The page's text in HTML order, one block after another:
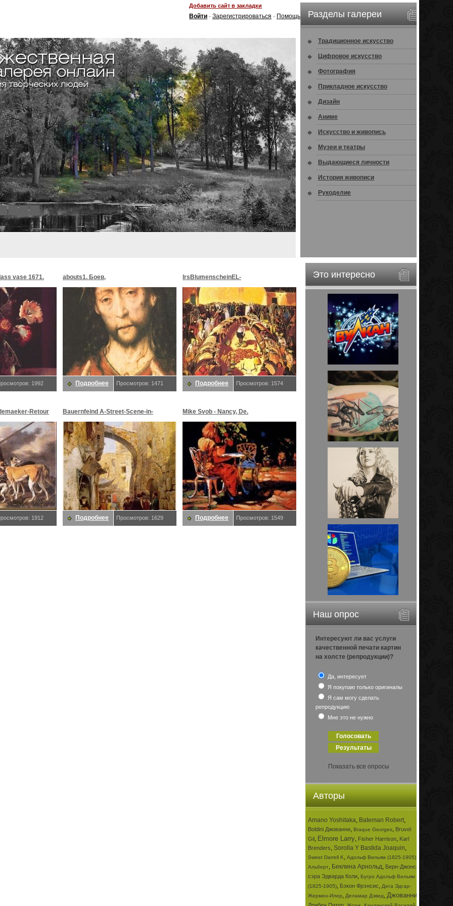
Добавить сайт в закладки
Войти · Зарегистрироваться · Помощь
8
Разделы галереи
Традиционное искусство
Цифровое искусство
Фотография
Прикладное искусство
Дизайн
Аниме
Искусство и живопись
Музеи и театры
Выдающиеся личности
История живописи
Рукоделие
Это интересно
Наш опрос
Интересуют ли вас услуги
качественной печати картин
на холсте (репродукции)?
Да, интересует
Я покупаю только оригиналы
Я сам могу сделать
репродукцию
Мне это не нужно
Показать все опросы
Авторы
Amano Yoshitaka, Bateman Robert,
Boldini Джованни, Braque Georges, Bruvel
Gil, Elmore Larry, Fisher Harrison, Karl
Brenders, Sorolla Y Bastida Joaquin,
Sweet Darrell K, Адольф Вильям (1825-1905)
Альберт, Беклина Арнольд, Берн-Джонса
сэра Эдварда Коли, Бугро Адольф Вильям
(1825-1905), Бэкон Фрэнсис, Дега Эдгар-
Жермен-Илер, Деламар Дэвид, Джованни
vase 1671.
1992
abouts1. Боев,
Подробнее Просмотров: 1471
lrsBlumenscheinEL-
MoonMorningstar&EveStar.
Blumenschein,
Подробнее Просмотров: 1574
Retour
1912
Bauernfeind A-Street-Scene-in-
Jerusalem-sj. Bauernfeind,
Подробнее Просмотров: 1629
Mike Svob - Nancy, De.
Подробнее Просмотров: 1549